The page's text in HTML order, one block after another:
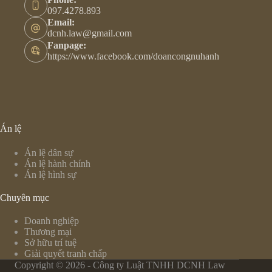
097.4278.893
Email:
dcnh.law@gmail.com
Fanpage:
https://www.facebook.com/doancongnuhanh
Án lệ
Án lệ dân sự
Án lệ hành chính
Án lệ hình sự
Chuyên mục
Doanh nghiệp
Thương mại
Sở hữu trí tuệ
Giải quyết tranh chấp
Copyright © 2026 - Công ty Luật TNHH DCNH Law